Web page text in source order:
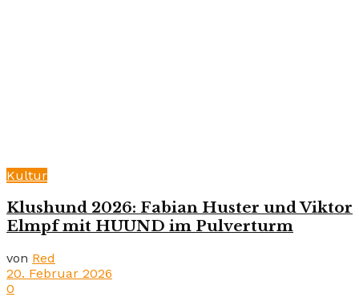
Kultur
Klushund 2026: Fabian Huster und Viktor
Elmpf mit HUUND im Pulverturm
von Red
20. Februar 2026
0